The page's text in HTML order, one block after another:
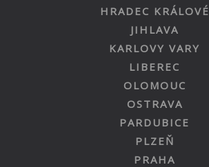
HRADEC KRÁLOVÉ
JIHLAVA
KARLOVY VARY
LIBEREC
OLOMOUC
OSTRAVA
PARDUBICE
PLZEŇ
PRAHA